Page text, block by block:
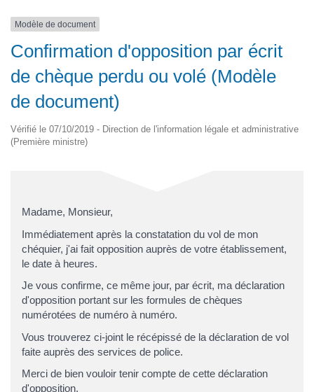
Modèle de document
Confirmation d'opposition par écrit
de chèque perdu ou volé (Modèle
de document)
Vérifié le 07/10/2019 - Direction de l'information légale et administrative
(Première ministre)
Madame, Monsieur,
Immédiatement après la constatation du vol de mon
chéquier, j'ai fait opposition auprès de votre établissement,
le date à heures.
Je vous confirme, ce même jour, par écrit, ma déclaration
d'opposition portant sur les formules de chèques
numérotées de numéro à numéro.
Vous trouverez ci-joint le récépissé de la déclaration de vol
faite auprès des services de police.
Merci de bien vouloir tenir compte de cette déclaration
d'opposition.